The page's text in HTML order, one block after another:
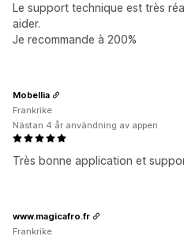
Le support technique est très
aider.
Je recommande à 200%
Très bonne application et
Mobellia
Frankrike
Nästan 4 år användning av appen
www.magicafro.fr
Frankrike